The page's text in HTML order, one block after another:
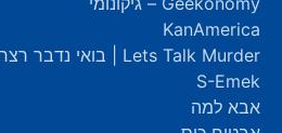
KanAmerica
Lets Talk Murder | בואי נדבר רצח
S-Emek
אבא למה